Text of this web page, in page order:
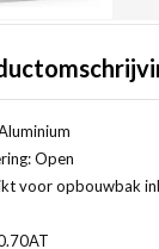
Open
voor opbouwbak